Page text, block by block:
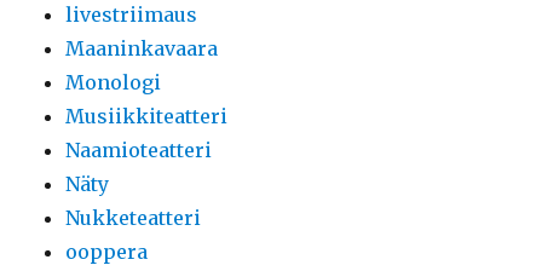
livestriimaus
Maaninkavaara
Monologi
Musiikkiteatteri
Naamioteatteri
Näty
Nukketeatteri
ooppera